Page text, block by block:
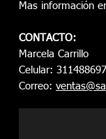
Mas información
CONTACTO:
Marcela Carrillo
Celular:
Correo: